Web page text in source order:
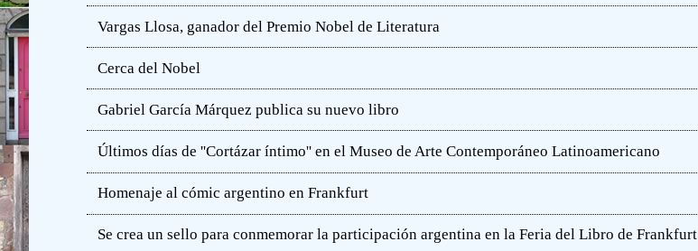
Vargas Llosa, ganador del Premio Nobel de Literatura
Cerca del Nobel
Gabriel García Márquez publica su nuevo libro
Últimos días de ''Cortázar íntimo'' en el Museo de Arte Contemporáneo Latinoamericano
Homenaje al cómic argentino en Frankfurt
Se crea un sello para conmemorar la participación argentina en la Feria del Libro de Frankfurt